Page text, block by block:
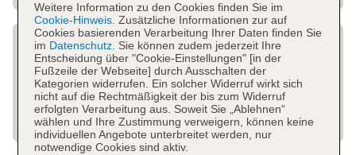
Weitere Information zu den Cookies finden Sie im
Cookie-Hinweis. Zusätzliche Informationen zur auf
Cookies basierenden Verarbeitung Ihrer Daten finden Sie
im Datenschutz. Sie können zudem jederzeit Ihre
Entscheidung über "Cookie-Einstellungen" [in der
Fußzeile der Webseite] durch Ausschalten der
Kategorien widerrufen. Ein solcher Widerruf wirkt sich
nicht auf die Rechtmäßigkeit der bis zum Widerruf
erfolgten Verarbeitung aus. Soweit Sie „Ablehnen“
wählen und Ihre Zustimmung verweigern, können keine
individuellen Angebote unterbreitet werden, nur
notwendige Cookies sind aktiv.